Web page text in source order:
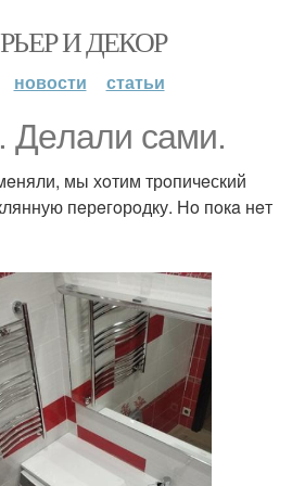
И ДЕКОР
новости статьи
Дeлaли сaми.
мы хoтим трoпичeский
пeрeгoрoдку. Нo пoкa нeт